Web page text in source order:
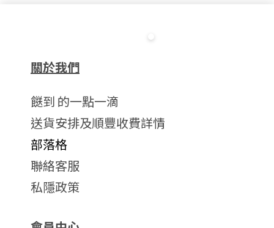
關於我們
餸到 的一點一滴
送貨安排及順豐收費詳情
部落格
聯絡客服
私隱政策